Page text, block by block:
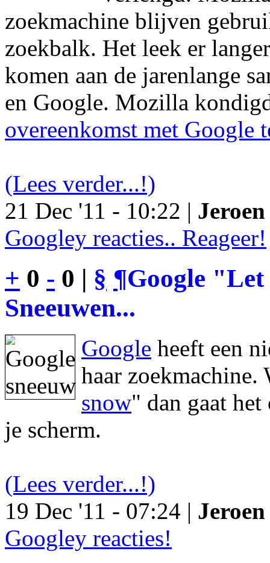
zoekmachine blijven
zoekbalk. Het leek er
komen aan de jarenlange
en Google. Mozilla
overeenkomst met Google
(Lees verder...!)
21 Dec '11 - 10:22 |
Googley reacties.. Reageer!
+ 0 - 0 | § ¶Google
Sneeuwen...
Google heeft een
haar zoekmachine.
snow" dan gaat
je scherm.
(Lees verder...!)
19 Dec '11 - 07:24 |
Googley reacties!